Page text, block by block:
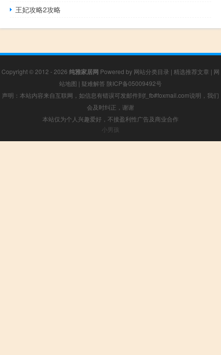
王妃攻略2攻略
Copyright © 2012 - 2026 纯雅家居网 Powered by 网站分类目录 | 精选推荐文章 | 网
站地图 | 疑难解答 陕ICP备05009492号
声明：本站内容来自互联网，如信息有错误可发邮件到f_fb#foxmail.com说明，我们
会及时纠正，谢谢
本站仅为个人兴趣爱好，不接盈利性广告及商业合作
小男孩